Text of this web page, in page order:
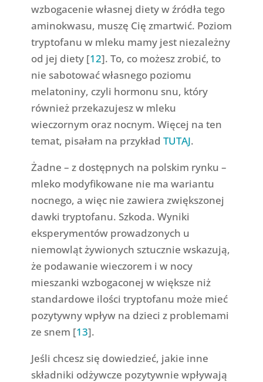
wzbogacenie własnej diety w źródła tego
aminokwasu, muszę Cię zmartwić. Poziom
tryptofanu w mleku mamy jest niezależny
od jej diety [12]. To, co możesz zrobić, to
nie sabotować własnego poziomu
melatoniny, czyli hormonu snu, który
również przekazujesz w mleku
wieczornym oraz nocnym. Więcej na ten
temat, pisałam na przykładTUTAJ.
Żadne – z dostępnych na polskim rynku –
mleko modyfikowane nie ma wariantu
nocnego, a więc nie zawiera zwiększonej
dawki tryptofanu. Szkoda. Wyniki
eksperymentów prowadzonych u
niemowląt żywionych sztucznie wskazują,
że podawanie wieczorem i w nocy
mieszanki wzbogaconej w większe niż
standardowe ilości tryptofanu może mieć
pozytywny wpływ na dzieci z problemami
ze snem [13].
Jeśli chcesz się dowiedzieć, jakie inne
składniki odżywcze pozytywnie wpływają